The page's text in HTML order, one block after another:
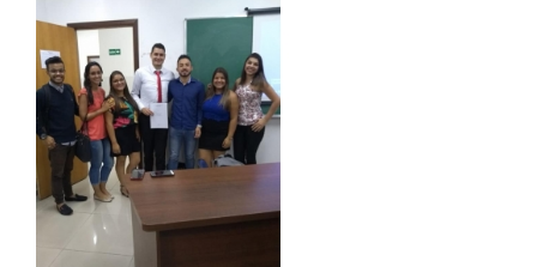
PUBLICAÇÕES
DESTAQUES
REVISTAS ELETRÔNICAS
REVISTA TRANSVERSAL